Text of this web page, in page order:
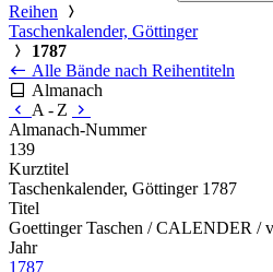
Reihen
Taschenkalender, Göttinger
1787
Alle Bände nach Reihentiteln
Almanach
A - Z
Almanach-Nummer
139
Kurztitel
Taschenkalender, Göttinger 1787
Titel
Goettinger Taschen / CALENDER /
Jahr
1787